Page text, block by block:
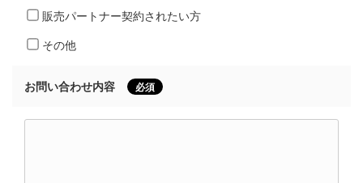
販売パートナー契約されたい方
その他
お問い合わせ内容 必須